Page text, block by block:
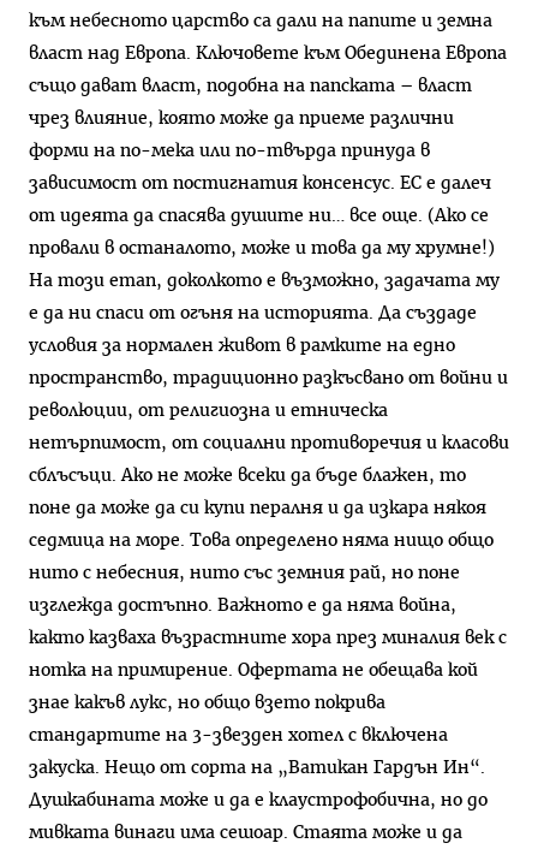
към небесното царство са дали на папите и земна
власт над Европа. Ключовете към Обединена Европа
също дават власт, подобна на папската – власт
чрез влияние, която може да приеме различни
форми на по-мека или по-твърда принуда в
зависимост от постигнатия консенсус. ЕС е далеч
от идеята да спасява душите ни… все още. (Ако се
провали в останалото, може и това да му хрумне!)
На този етап, доколкото е възможно, задачата му
е да ни спаси от огъня на историята. Да създаде
условия за нормален живот в рамките на едно
пространство, традиционно разкъсвано от войни и
революции, от религиозна и етническа
нетърпимост, от социални противоречия и класови
сблъсъци. Ако не може всеки да бъде блажен, то
поне да може да си купи пералня и да изкара някоя
седмица на море. Това определено няма нищо общо
нито с небесния, нито със земния рай, но поне
изглежда достъпно. Важното е да няма война,
както казваха възрастните хора през миналия век с
нотка на примирение. Офертата не обещава кой
знае какъв лукс, но общо взето покрива
стандартите на 3-звезден хотел с включена
закуска. Нещо от сорта на „Ватикан Гардън Ин“.
Душкабината може и да е клаустрофобична, но до
мивката винаги има сешоар. Стаята може и да